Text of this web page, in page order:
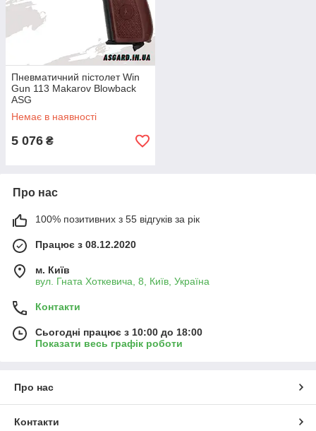
Пневматичний пістолет Win
Gun 113 Makarov Blowback
ASG
Немає в наявності
5 076 ₴
Про нас
100% позитивних з 55 відгуків за рік
Працює з 08.12.2020
м. Київ
вул. Гната Хоткевича, 8, Київ, Україна
Контакти
Сьогодні працює з 10:00 до 18:00
Показати весь графік роботи
Про нас
Контакти